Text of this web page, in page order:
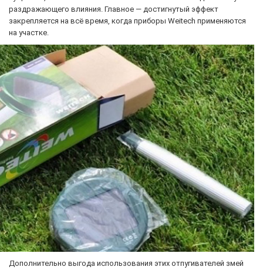
раздражающего влияния. Главное — достигнутый эффект
закрепляется на всё время, когда приборы Weitech применяются
на участке.
Дополнительно выгода использования этих отпугивателей змей